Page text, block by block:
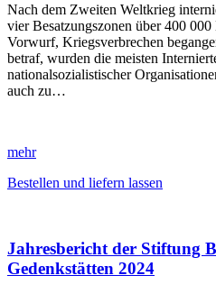
Nach dem Zweiten Weltkrieg
vier Besatzungszonen über 400
Vorwurf, Kriegsverbrechen
betraf, wurden die meisten
nationalsozialistischer
auch zu…
mehr
Bestellen und liefern lassen
Jahresbericht der Stiftung
Gedenkstätten 2024